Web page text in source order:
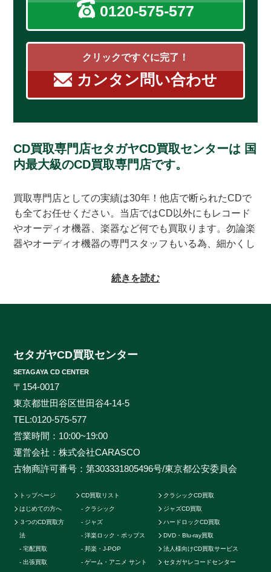
0120-575-577
クリックですぐに完了！
カンタン問い合わせ
CD買取専門店セタガヤCD買取センターは 国
内最大級のCD買取専門店です。
買取専門店としての実績は30年！他店で断られたCDで
も全てお任せください。当店ではCD以外にもレコード
やオーディオ機器、楽器など何でも買取ります。勿論楽
器やオーディオ機器の専門スタッフもいる為、細かくし
買取専門店もある為、古いレコードの処分に困っている
ジャンルなんでも大丈夫！ロック、ジャズ、ソウル、歌
も知らないマイナータイトルまで何でもお売りくださ
めに、各ジャンルに精通したベテランのスタッフが一つ
一つ丁寧に査定を行わせて頂きます。過去の莫大な買取
データに加えて世界中の最新相場チャートを照らし合わ
せ、ただ買い取るだけのサービスとは一線を画する「的
確な」査定はどこにも真似出来ません。ご自宅で聴かな
古相場は日々変動しています。それは国内だけではなく
世界基準の価格相場でも同じです。当店では国内のネッ
トワークだけでなく、アメリカやカナダ、イギリスなど
の海外ネットワークも強く、日本では人気のないCDで
も高く買取ることが可能です。業界トップの高価買取を
続きを読む
セタガヤCD買取センター
SETAGAYA CD CENTER
〒154-0017
東京都世田谷区世田谷4-14-5
TEL:0120-575-577
営業時間：10:00~19:00
運営会社：株式会社CARASCO
古物商許可番号：第303331805496号/東京都公安委員会
トップページ
はじめての方へ
３つのCD買取方
法
宅配買取
出張買取
CD買取リスト
クラシック
ジャズ
洋楽ロック・ポップス
邦楽・J-POP
ゲーム・アニメ サント
クラシックCD買取
ジャズCD買取
ハードロックCD買取
DVD・Blu-ray買取
法人様向けCD買取サービス
セタガヤレコードセンター